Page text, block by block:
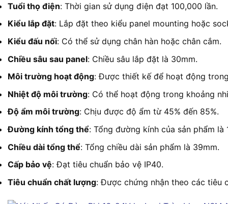
Tuổi thọ điện: Thời gian sử dụng điện đạt 100,000 lần.
Kiểu lắp đặt: Lắp đặt theo kiểu panel mounting hoặc
Kiểu đấu nối: Có thể sử dụng chân hàn hoặc chân cắm.
Chiều sâu sau panel: Chiều sâu lắp đặt là 30mm.
Môi trường hoạt động: Được thiết kế để hoạt động
Nhiệt độ môi trường: Có thể hoạt động trong khoảng
Độ ẩm môi trường: Chịu được độ ẩm từ 45% đến 85%.
Đường kính tổng thể: Tổng đường kính của sản phẩm là
Chiều dài tổng thể: Tổng chiều dài sản phẩm là 39mm.
Cấp bảo vệ: Đạt tiêu chuẩn bảo vệ IP40.
Tiêu chuẩn chất lượng: Được chứng nhận theo các tiêu